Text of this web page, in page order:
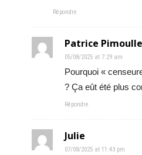
Répondre
Patrice Pimoulle
05/08/2025 at 7:29 am
Pourquoi «
? Ça eût été plus
Répondre
Julie
07/08/2025 at 11:43 pm